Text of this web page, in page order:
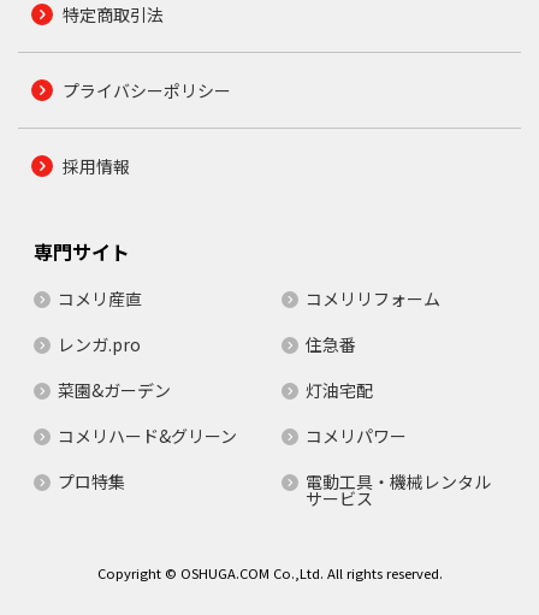
特定商取引法
プライバシーポリシー
採用情報
専門サイト
コメリ産直
コメリリフォーム
レンガ.pro
住急番
菜園&ガーデン
灯油宅配
コメリハード&グリーン
コメリパワー
プロ特集
電動工具・機械レンタル
サービス
Copyright © OSHUGA.COM Co.,Ltd. All rights reserved.